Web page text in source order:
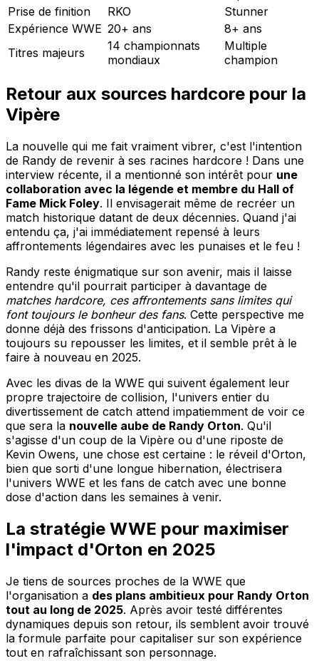
Prise de finition
RKO
Stunner
Expérience WWE 20+ ans
8+ ans
Titres majeurs
14 championnats
mondiaux
Multiple
champion
Retour aux sources hardcore pour la
Vipère
La nouvelle qui me fait vraiment vibrer, c'est l'intention
de Randy de revenir à ses racines hardcore ! Dans une
interview récente, il a mentionné son intérêt pour une
collaboration avec la légende et membre du Hall of
Fame Mick Foley. Il envisagerait même de recréer un
match historique datant de deux décennies. Quand j'ai
entendu ça, j'ai immédiatement repensé à leurs
affrontements légendaires avec les punaises et le feu !
Randy reste énigmatique sur son avenir, mais il laisse
entendre qu'il pourrait participer à davantage de
matches hardcore, ces affrontements sans limites qui
font toujours le bonheur des fans. Cette perspective me
donne déjà des frissons d'anticipation. La Vipère a
toujours su repousser les limites, et il semble prêt à le
faire à nouveau en 2025.
Avec les divas de la WWE qui suivent également leur
propre trajectoire de collision, l'univers entier du
divertissement de catch attend impatiemment de voir ce
que sera la nouvelle aube de Randy Orton. Qu'il
s'agisse d'un coup de la Vipère ou d'une riposte de
Kevin Owens, une chose est certaine : le réveil d'Orton,
bien que sorti d'une longue hibernation, électrisera
l'univers WWE et les fans de catch avec une bonne
dose d'action dans les semaines à venir.
La stratégie WWE pour maximiser
l'impact d'Orton en 2025
Je tiens de sources proches de la WWE que
l'organisation a des plans ambitieux pour Randy Orton
tout au long de 2025. Après avoir testé différentes
dynamiques depuis son retour, ils semblent avoir trouvé
la formule parfaite pour capitaliser sur son expérience
tout en rafraîchissant son personnage.